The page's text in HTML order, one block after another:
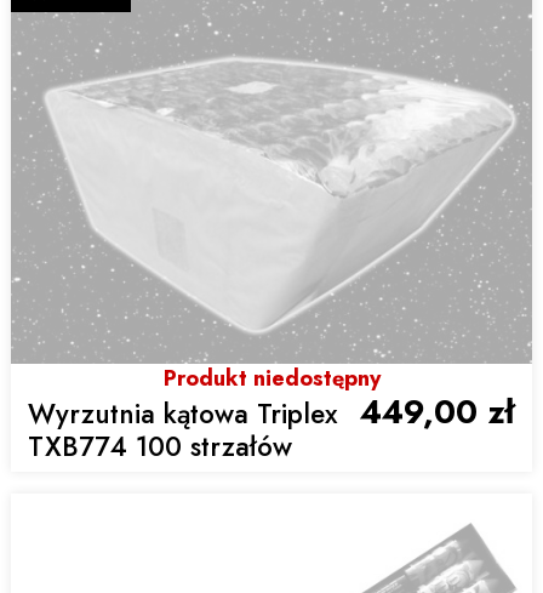
Produkt niedostępny
Wyrzutnia kątowa Triplex
TXB774 100 strzałów
449,00 zł